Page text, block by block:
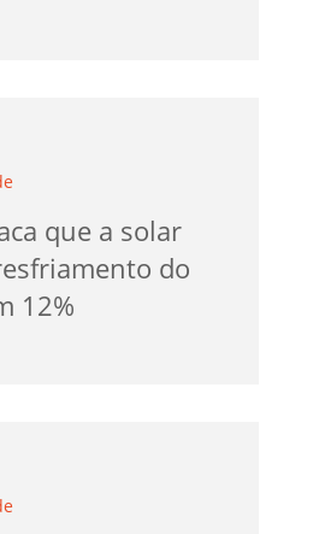
que a solar
do
12%